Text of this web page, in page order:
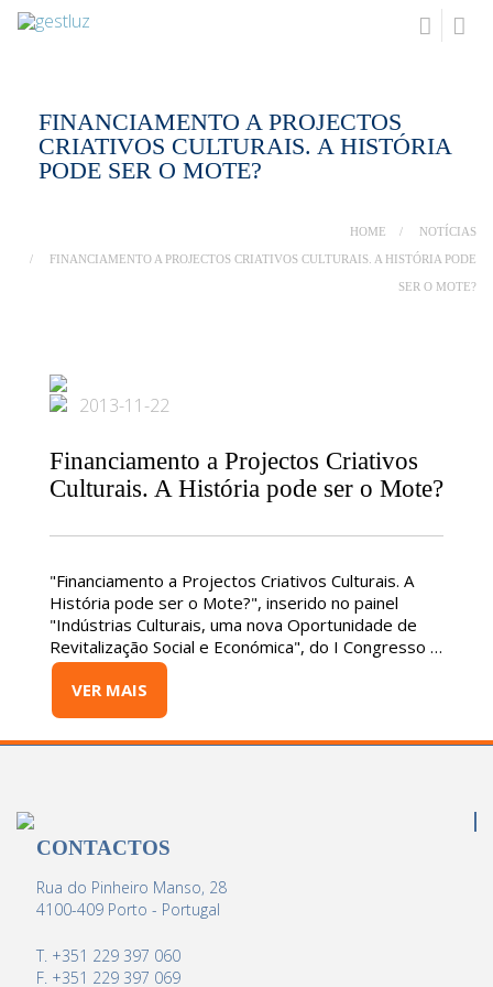
FINANCIAMENTO A PROJECTOS
CRIATIVOS CULTURAIS. A HISTÓRIA
PODE SER O MOTE?
HOME NOTÍCIAS
FINANCIAMENTO A PROJECTOS CRIATIVOS CULTURAIS. A HISTÓRIA PODE
SER O MOTE?
2013-11-22
Financiamento a Projectos Criativos
Culturais. A História pode ser o Mote?
"Financiamento a Projectos Criativos Culturais. A
História pode ser o Mote?", inserido no painel
"Indústrias Culturais, uma nova Oportunidade de
Revitalização Social e Económica", do I Congresso …
VER MAIS
CONTACTOS
Rua do Pinheiro Manso, 28
4100-409 Porto - Portugal
T. +351 229 397 060
F. +351 229 397 069